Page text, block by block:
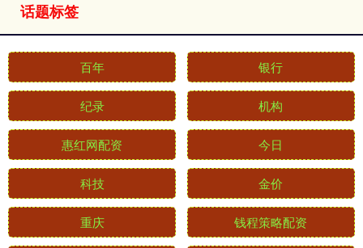
话题标签
百年 银行
纪录 机构
惠红网配资 今日
科技 金价
重庆 钱程策略配资